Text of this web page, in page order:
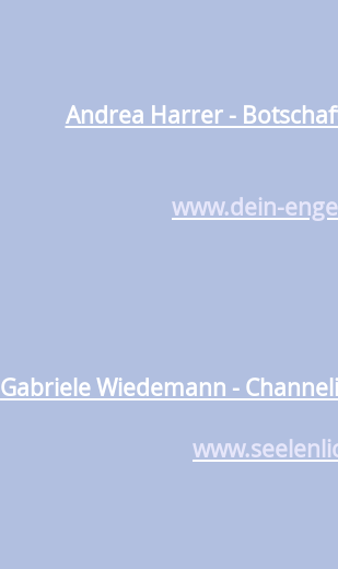
Andrea Harrer -
www.dein-
Gabriele Wiedemann -